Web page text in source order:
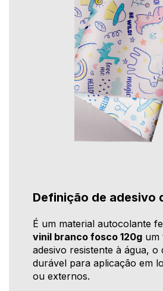
Definição de adesivo
É um material autocolante
vinil branco fosco 120g um
adesivo resistente à água,
durável para aplicação em
ou externos.